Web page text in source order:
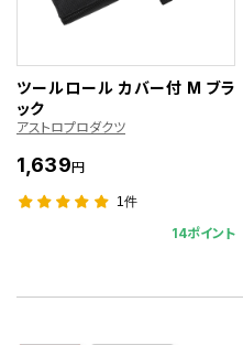
ツールロール カバー付 M ブラ
ック
アストロプロダクツ
1,639円
1件
14ポイント